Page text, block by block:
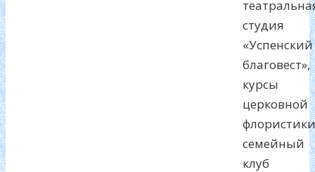
студия
«Успенский
благовест»,
курсы
церковной
семейный
клуб